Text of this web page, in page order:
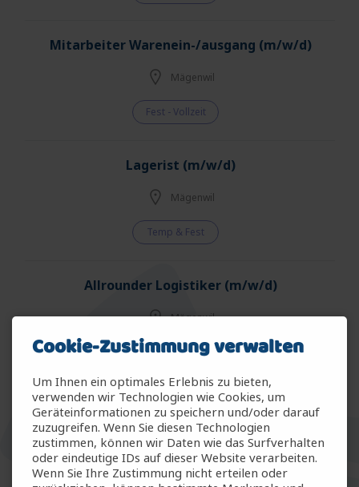
Mitarbeiter Warenein-/ausgang (m/w/d)
Mägenwil
Fest - Vollzeit
Lagerist (m/w/d)
Mägenwil
Temp & Fest
Allrounder Logistiker (m/w/d)
Mägenwil
Temp & Fest
Allrounder Gartenbau (m/w/d)
Arbon
Temp & Fest
Cookie-Zustimmung verwalten
Um Ihnen ein optimales Erlebnis zu bieten,
verwenden wir Technologien wie Cookies, um
Geräteinformationen zu speichern und/oder darauf
zuzugreifen. Wenn Sie diesen Technologien
zustimmen, können wir Daten wie das Surfverhalten
oder eindeutige IDs auf dieser Website verarbeiten.
Wenn Sie Ihre Zustimmung nicht erteilen oder